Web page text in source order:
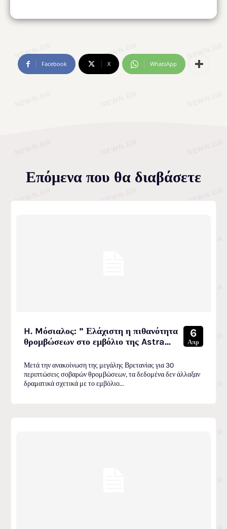
Facebook X WhatsApp
Επόμενα που θα διαβάσετε
H. Mόσιαλος: ” Ελάχιστη η πιθανότητα
θρομβώσεων στο εμβόλιο της Astra...
6
Απρ
Μετά την ανακοίνωση της μεγάλης Βρετανίας για 30
περιπτώσεις σοβαρών θρομβώσεων, τα δεδομένα δεν άλλαξαν
δραματικά σχετικά με το εμβόλιο...